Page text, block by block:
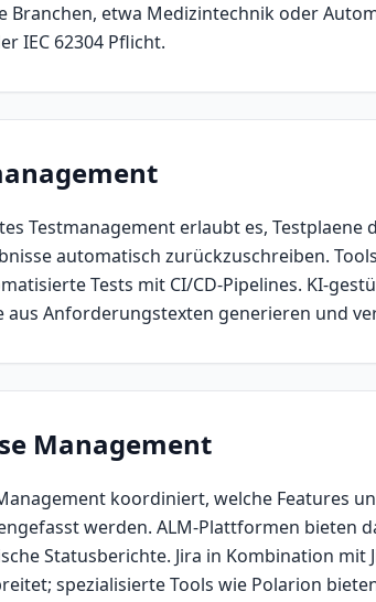
Branchen, etwa Medizintechnik oder
IEC 62304 Pflicht.
Testmanagement erlaubt es,
automatisch zurückzuschreiben.
Tests mit CI/CD-Pipelines. KI-
aus Anforderungstexten generieren und
Management
koordiniert, welche Features
werden. ALM-Plattformen bieten
Statusberichte. Jira in Kombination mit
spezialisierte Tools wie Polarion